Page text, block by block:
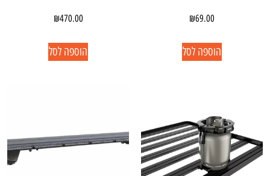
₪69.00
הוספה לסל
₪470.00
הוספה לסל